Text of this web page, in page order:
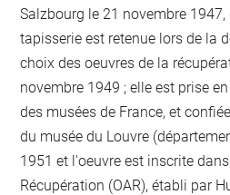
Salzbourg le 21 novembre
tapisserie est retenue lors de la
choix des oeuvres de la
novembre 1949 ; elle est prise
des musées de France, et
du musée du Louvre
1951 et l'oeuvre est inscrite
Récupération (OAR), établi par